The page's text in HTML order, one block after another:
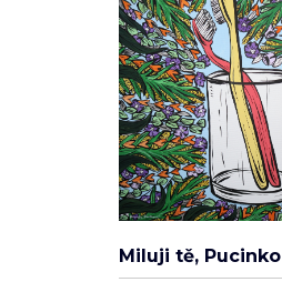
Miluji tě, Pucinko